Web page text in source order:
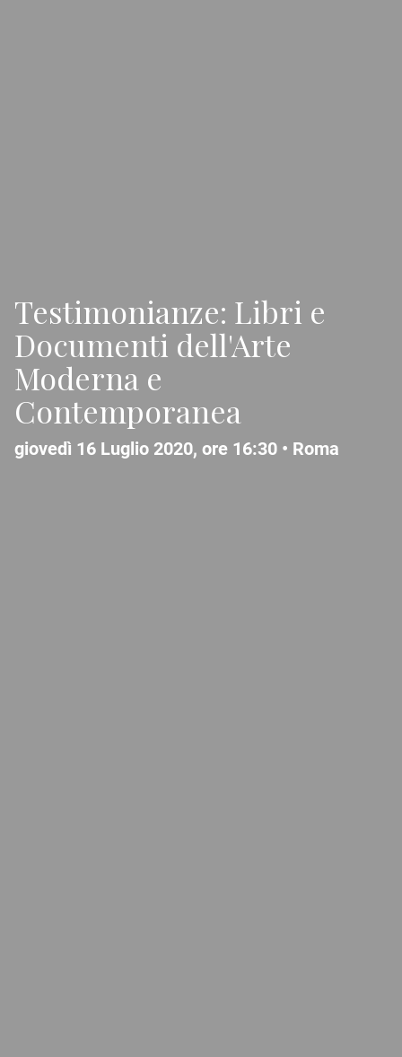
Testimonianze: Libri e
Documenti dell'Arte
Moderna e
Contemporanea
giovedì 16 Luglio 2020, ore 16:30 • Roma